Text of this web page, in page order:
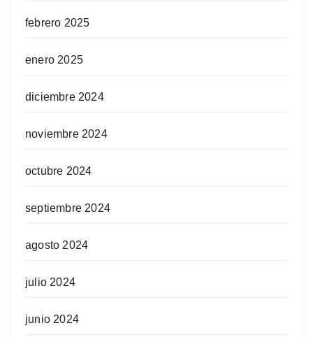
febrero 2025
enero 2025
diciembre 2024
noviembre 2024
octubre 2024
septiembre 2024
agosto 2024
julio 2024
junio 2024